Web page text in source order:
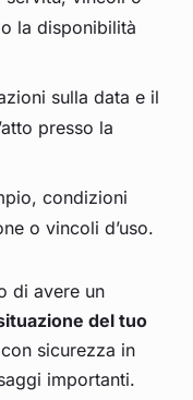
la disponibilità
sulla data e il
presso la
condizioni
o vincoli d’uso.
di avere un
del tuo
sicurezza in
importanti.